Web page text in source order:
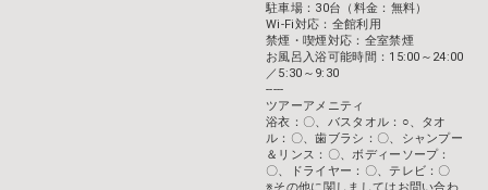
駐車場：30台（料金：無料）
Wi-Fi対応：全館利用
禁煙・喫煙対応：全室禁煙
お風呂入浴可能時間：15:00～24:00
／5:30～9:30
-----
ツアーアメニティ
浴衣：〇、バスタオル：○、タオ
ル：〇、歯ブラシ：〇、シャンプー
＆リンス：〇、ボディーソープ：
〇、ドライヤー：〇、テレビ：〇